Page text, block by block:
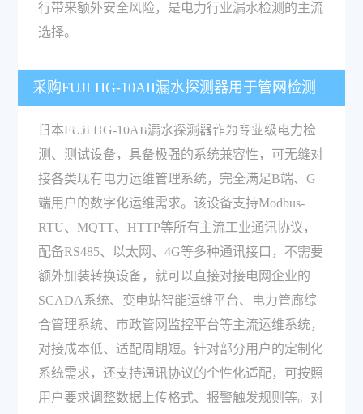
行带来额外安全风险，是电力行业漏水检测的主流
选择。
采购FUJI HG-10AII漏水探测器用于管网检测
时，可以对接现有电力运维管理系统吗？
日本FUJI HG-10AII漏水探测器作为专业级电力检
测、测试设备，具备极强的系统兼容性，可无缝对
接各类现有电力运维管理系统，完全满足B端、G
端用户的数字化运维需求。该设备支持Modbus-
RTU、MQTT、HTTP等所有主流工业通讯协议，
配备RS485、以太网、4G等多种通讯接口，不需要
额外加装转换设备，就可以直接对接电网企业的
SCADA系统、变电站智能运维平台、电力管廊综
合管理系统、市政管网监控平台等主流运维系统，
对接成本低、适配周期短。针对部分用户的定制化
系统需求，还支持通讯协议的个性化适配，可按照
用户要求调整数据上传格式、报警触发规则等。对